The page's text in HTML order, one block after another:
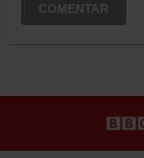
COMENTAR